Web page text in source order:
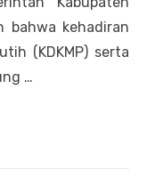
bahwa kehadiran
(KDKMP) serta
…